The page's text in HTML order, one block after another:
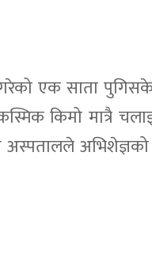
गरेको एक साता
किमो मात्रै
अस्पतालले